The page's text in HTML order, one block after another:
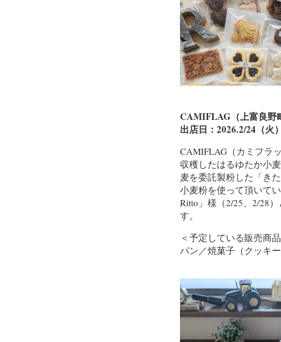
CAMIFLAG（上富良野
出店日：2026.2/24（火
CAMIFLAG（カミフラ
収穫したはるゆたか小
麦を委託製粉した「き
小麦粉を使って頂いて
Ritto」様（2/25、2/28
す。
＜予定している販売商
パン／焼菓子（クッキ